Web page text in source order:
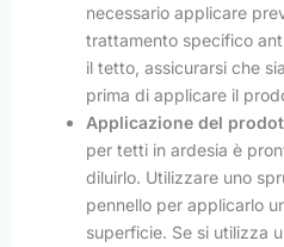
necessario applicare
trattamento specifico
il tetto, assicurarsi che
prima di applicare il
Applicazione del
per tetti in ardesia è
diluirlo. Utilizzare uno
pennello per applicarlo
superficie. Se si utilizza